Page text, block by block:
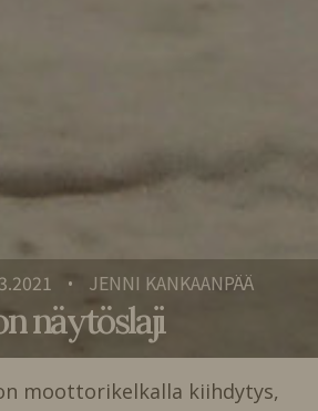
• JENNI KANKAANPÄÄ
näytöslaji
moottorikelkalla kiihdytys,